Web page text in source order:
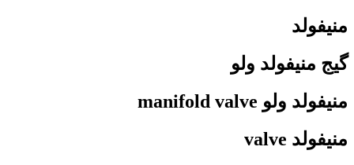
منیفولد
گیج منیفولد ولو
منیفولد ولو manifold valve
منیفولد valve